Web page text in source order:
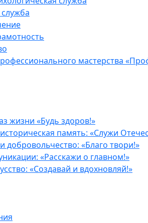
мастерства
жизни «Будь здоров!»
память: «Служи
добровольчество: «Благо твори!»
«Расскажи о главном!»
«Создавай и вдохновляй!»